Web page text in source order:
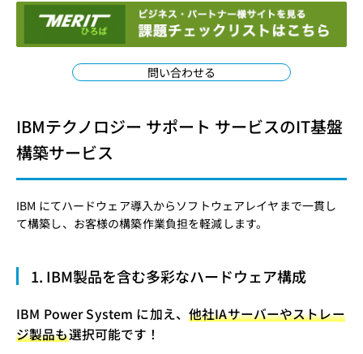
問い合わせる
IBMテクノロジー サポート サービスのIT基盤
構築サービス
IBM にてハードウェア導入からソフトウェアレイヤまで一貫し
て構築し、お客様の構築作業負担を軽減します。
1. IBM製品を含む多彩なハードウェア構成
IBM Power System に加え、 他社IAサーバーやストレー
ジ製品も選択可能です！